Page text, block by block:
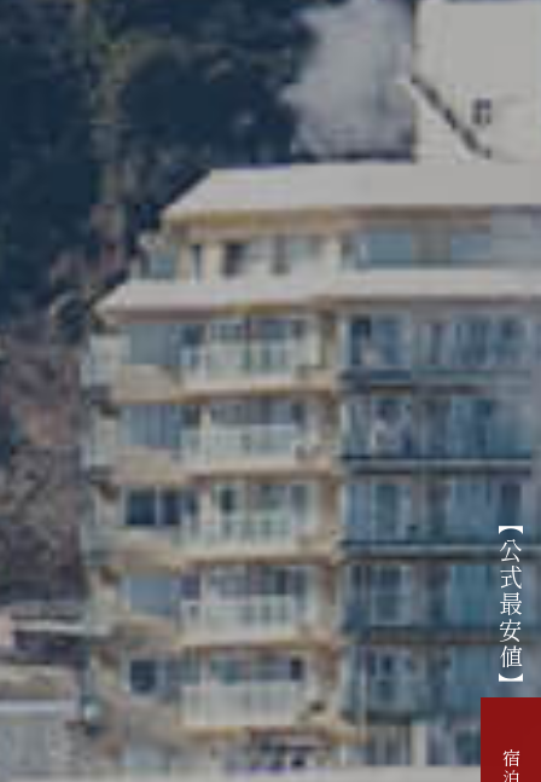
【公式最安値】